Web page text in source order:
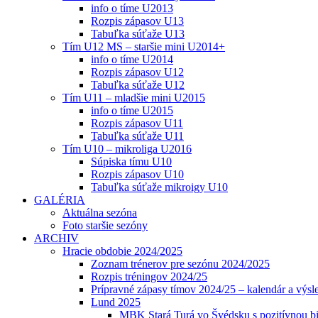
info o tíme U2013
Rozpis zápasov U13
Tabuľka súťaže U13
Tím U12 MS – staršie mini U2014+
info o tíme U2014
Rozpis zápasov U12
Tabuľka súťaže U12
Tím U11 – mladšie mini U2015
info o tíme U2015
Rozpis zápasov U11
Tabuľka súťaže U11
Tím U10 – mikroliga U2016
Súpiska tímu U10
Rozpis zápasov U10
Tabuľka súťaže mikroigy U10
GALÉRIA
Aktuálna sezóna
Foto staršie sezóny
ARCHIV
Hracie obdobie 2024/2025
Zoznam trénerov pre sezónu 2024/2025
Rozpis tréningov 2024/25
Prípravné zápasy tímov 2024/25 – kalendár a
Lund 2025
MBK Stará Turá vo Švédsku s pozitívnou